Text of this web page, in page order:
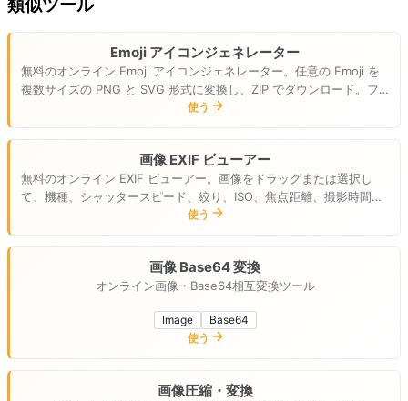
類似ツール
Emoji アイコンジェネレーター
無料のオンライン Emoji アイコンジェネレーター。任意の Emoji を
複数サイズの PNG と SVG 形式に変換し、ZIP でダウンロード。フ
ァビコンやアプリアイコンに最適。
使う
画像 EXIF ビューアー
無料のオンライン EXIF ビューアー。画像をドラッグまたは選択し
て、機種、シャッタースピード、絞り、ISO、焦点距離、撮影時間、
GPS を解析します。すべてローカルで実行されます。
使う
画像 Base64 変換
オンライン画像・Base64相互変換ツール
Image
Base64
使う
画像圧縮・変換